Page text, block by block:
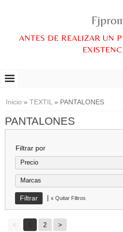
ANTES DE REALIZAR UN
Inicio » TEXTIL » PANTALONES
PANTALONES
Filtrar por
Precio
Marcas
| x Quitar Filtros
< 2 >